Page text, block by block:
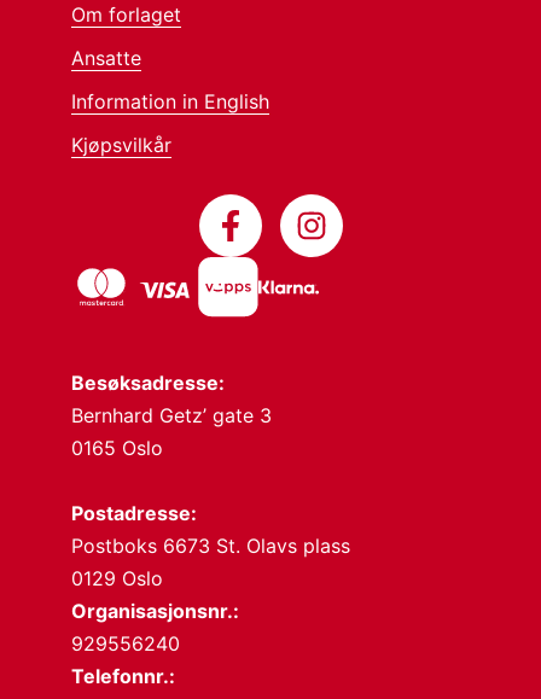
Besøksadresse:
Bernhard Getz’ gate 3
0165 Oslo
Postadresse:
Postboks 6673 St. Olavs plass
0129 Oslo
Organisasjonsnr.:
929556240
Telefonnr.:
Om forlaget
Ansatte
Information in English
Kjøpsvilkår